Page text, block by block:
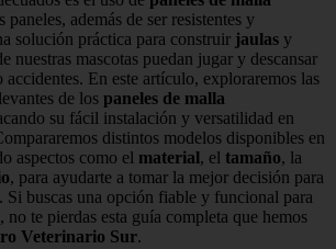
paneles, además de ser resistentes y
solución práctica para construir jaulas y
nuestras mascotas puedan jugar y descansar
accidentes. En este artículo, exploraremos las
de los paneles de malla
su fácil instalación y versatilidad en
distintos modelos disponibles en
aspectos como el material, el tamaño, la
, para ayudarte a tomar la mejor decisión para
Si buscas una opción fiable y funcional para
no te pierdas esta guía completa que hemos
Veterinario Sur.